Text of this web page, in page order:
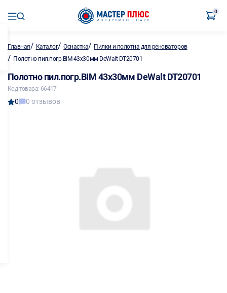
0
Главная/ Каталог/Оснастка/ Пилки и полотна для реноваторов
/ Полотно пил.погр.BIM 43х30мм DeWalt DT20701
Полотно пил.погр.BIM 43х30мм DeWalt DT20701
Код товара: 66417
0 0 отзывов